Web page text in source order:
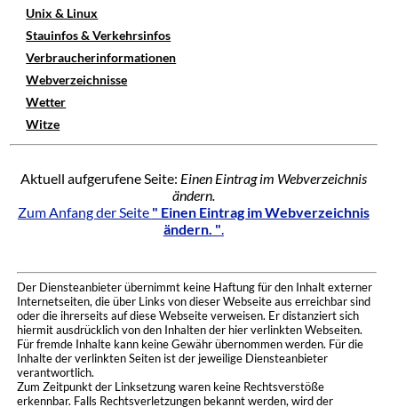
Unix & Linux
Stauinfos & Verkehrsinfos
Verbraucherinformationen
Webverzeichnisse
Wetter
Witze
Aktuell aufgerufene Seite: Einen Eintrag im Webverzeichnis
ändern.
Zum Anfang der Seite " Einen Eintrag im Webverzeichnis
ändern. ".
Der Diensteanbieter übernimmt keine Haftung für den Inhalt externer
Internetseiten, die über Links von dieser Webseite aus erreichbar sind
oder die ihrerseits auf diese Webseite verweisen. Er distanziert sich
hiermit ausdrücklich von den Inhalten der hier verlinkten Webseiten.
Für fremde Inhalte kann keine Gewähr übernommen werden. Für die
Inhalte der verlinkten Seiten ist der jeweilige Diensteanbieter
verantwortlich.
Zum Zeitpunkt der Linksetzung waren keine Rechtsverstöße
erkennbar. Falls Rechtsverletzungen bekannt werden, wird der